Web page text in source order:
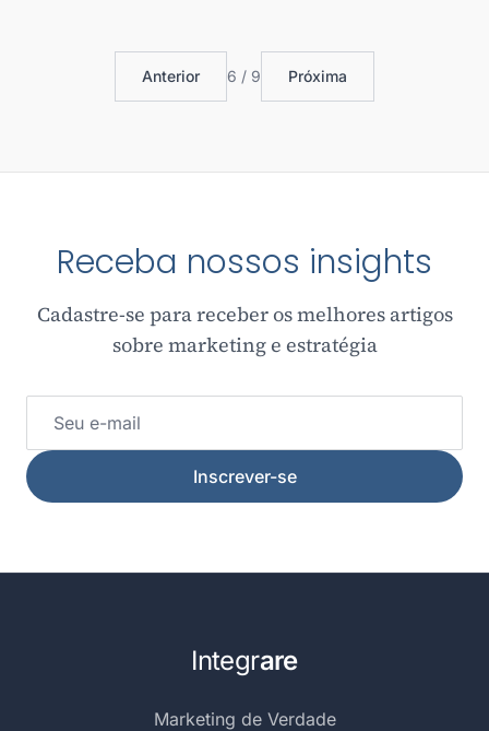
Anterior 6 / 9 Próxima
Receba nossos insights
Cadastre-se para receber os melhores artigos
sobre marketing e estratégia
Inscrever-se
Integrare
Marketing de Verdade